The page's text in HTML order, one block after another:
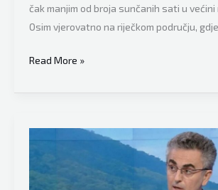
čak manjim od broja sunčanih sati u većini
Osim vjerovatno na riječkom području,
Poznati
Zoran
(ne)prilike,
Read More »